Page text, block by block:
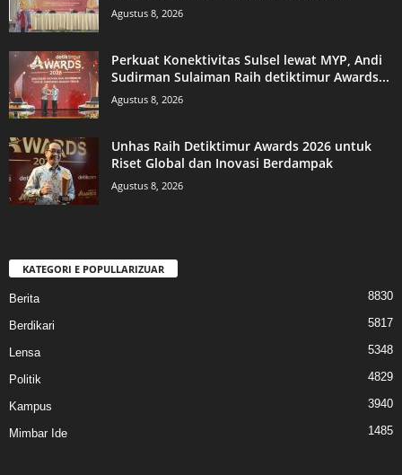
Agustus 8, 2026
Perkuat Konektivitas Sulsel lewat MYP, Andi
Sudirman Sulaiman Raih detiktimur Awards...
Agustus 8, 2026
Unhas Raih Detiktimur Awards 2026 untuk
Riset Global dan Inovasi Berdampak
Agustus 8, 2026
KATEGORI E POPULLARIZUAR
Berita 8830
Berdikari 5817
Lensa 5348
Politik 4829
Kampus 3940
Mimbar Ide 1485